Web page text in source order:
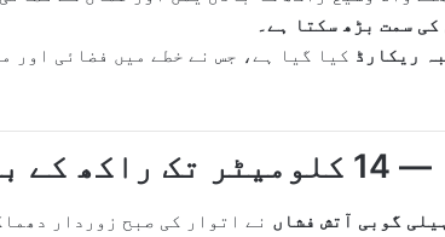
سمت بڑھ سکتا ہے۔
کیا گیا ہے، جس نے خطے میں فضائی اور
بادل
ہیلی گوبی آتش فشاں نے اتوار کی صبح زوردار